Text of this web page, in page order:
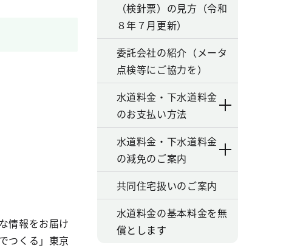
情報をお届け
つくる」東京
（検針票）の見方（令和
８年７月更新）
委託会社の紹介（メータ
点検等にご協力を）
水道料金・下水道料金
のお支払い方法
水道料金・下水道料金
の減免のご案内
共同住宅扱いのご案内
水道料金の基本料金を無
償とします